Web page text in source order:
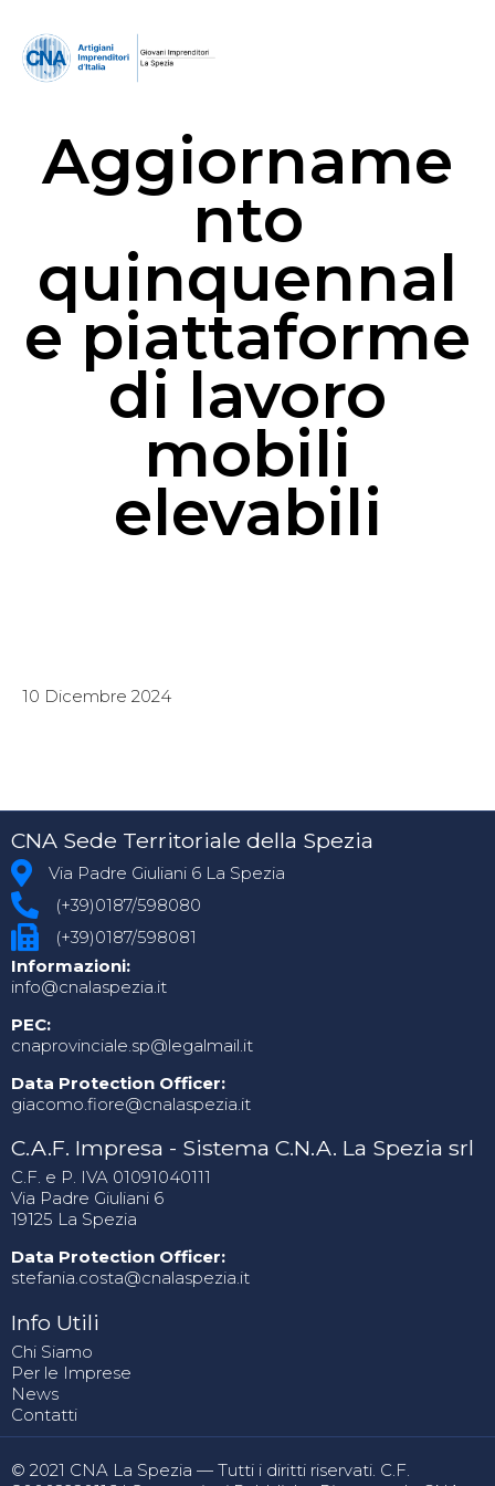
Aggiorname
nto
quinquennal
e piattaforme
di lavoro
mobili
elevabili
10 Dicembre 2024
CNA Sede Territoriale della Spezia
Via Padre Giuliani 6 La Spezia
(+39)0187/598080
(+39)0187/598081
Informazioni:
info@cnalaspezia.it
PEC:
cnaprovinciale.sp@legalmail.it
Data Protection Officer:
giacomo.fiore@cnalaspezia.it
C.A.F. Impresa - Sistema C.N.A. La Spezia srl
C.F. e P. IVA 01091040111
Via Padre Giuliani 6
19125 La Spezia
Data Protection Officer:
stefania.costa@cnalaspezia.it
Info Utili
Chi Siamo
Per le Imprese
News
Contatti
© 2021 CNA La Spezia — Tutti i diritti riservati. C.F.